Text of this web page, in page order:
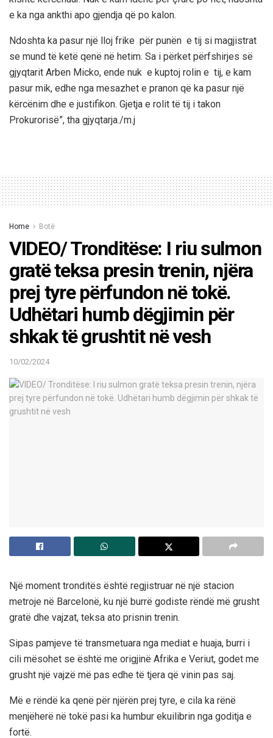
e ka nga ankthi apo gjendja që po kalon.
Ndoshta ka pasur një lloj frike për punën e tij si magjistrat
se mund të ketë qenë në hetim. Sa i përket përfshirjes së
gjyqtarit Arben Micko, ende nuk e kuptoj rolin e tij, e kam
pasur mik, edhe nga mesazhet e pranon që ka pasur një
kërcënim dhe e justifikon. Gjetja e rolit të tij i takon
Prokurorisë”, tha gjyqtarja./m.j
Home Botë
VIDEO/ Tronditëse: I riu sulmon
gratë teksa presin trenin, njëra
prej tyre përfundon në tokë.
Udhëtari humb dëgjimin për
shkak të grushtit në vesh
10/02/2024
Një moment tronditës është regjistruar në një stacion
metroje në Barcelonë, ku një burrë godiste rëndë më grusht
gratë dhe vajzat, teksa ato prisnin trenin.
Sipas pamjeve të transmetuara nga mediat e huaja, burri i
cili mësohet se është me origjinë Afrika e Veriut, godet me
grusht një vajzë më pas edhe të tjera që vinin pas saj.
Më e rëndë ka qenë për njërën prej tyre, e cila ka rënë
menjëherë në tokë pasi ka humbur ekuilibrin nga goditja e
fortë.